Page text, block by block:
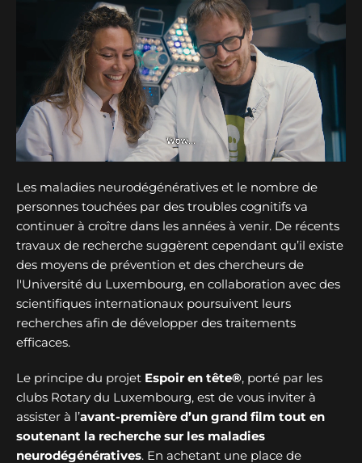
Les maladies neurodégénératives et le nombre de
personnes touchées par des troubles cognitifs va
continuer à croître dans les années à venir. De récents
travaux de recherche suggèrent cependant qu’il existe
des moyens de prévention et des chercheurs de
l'Université du Luxembourg, en collaboration avec des
scientifiques internationaux poursuivent leurs
recherches afin de développer des traitements
efficaces.
Le principe du projet Espoir en tête®, porté par les
clubs Rotary du Luxembourg, est de vous inviter à
assister à l’avant-première d’un grand film tout en
soutenant la recherche sur les maladies
neurodégénératives. En achetant une place de